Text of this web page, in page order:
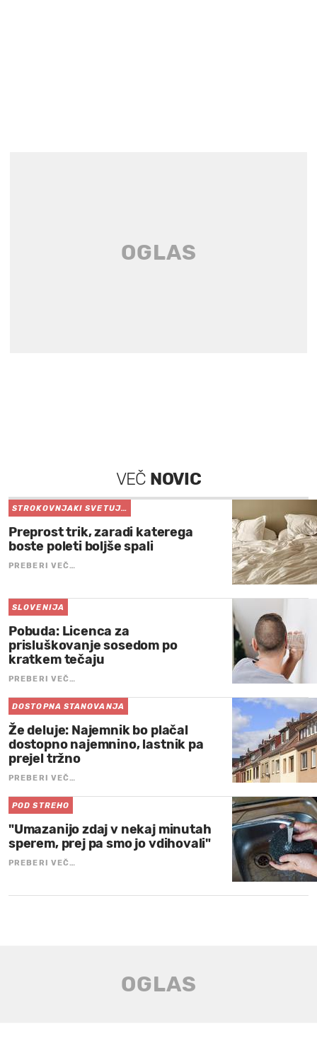
VEČ NOVIC
STROKOVNJAKI SVETUJ…
Preprost trik, zaradi katerega
boste poleti boljše spali
PREBERI VEČ…
SLOVENIJA
Pobuda: Licenca za
prisluškovanje sosedom po
kratkem tečaju
PREBERI VEČ…
DOSTOPNA STANOVANJA
Že deluje: Najemnik bo plačal
dostopno najemnino, lastnik pa
prejel tržno
PREBERI VEČ…
POD STREHO
"Umazanijo zdaj v nekaj minutah
sperem, prej pa smo jo vdihovali"
PREBERI VEČ…